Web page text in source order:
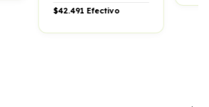
$42.491 Efectivo